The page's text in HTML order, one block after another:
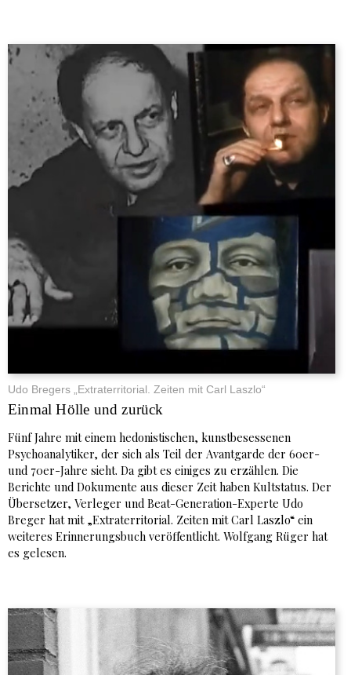
Udo Bregers „Extraterritorial. Zeiten mit Carl Laszlo“
Einmal Hölle und zurück
Fünf Jahre mit einem hedonistischen, kunstbesessenen
Psychoanalytiker, der sich als Teil der Avantgarde der 60er-
und 70er-Jahre sieht. Da gibt es einiges zu erzählen. Die
Berichte und Dokumente aus dieser Zeit haben Kultstatus. Der
Übersetzer, Verleger und Beat-Generation-Experte Udo
Breger hat mit „Extraterritorial. Zeiten mit Carl Laszlo“ ein
weiteres Erinnerungsbuch veröffentlicht. Wolfgang Rüger hat
es gelesen.